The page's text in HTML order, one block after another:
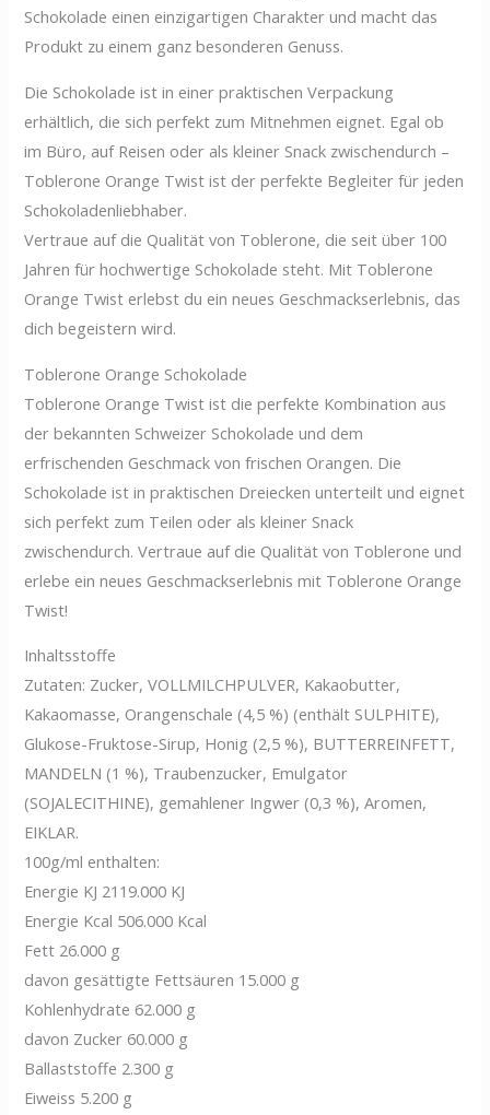
Schokolade einen einzigartigen Charakter und macht das
Produkt zu einem ganz besonderen Genuss.
Die Schokolade ist in einer praktischen Verpackung
erhältlich, die sich perfekt zum Mitnehmen eignet. Egal ob
im Büro, auf Reisen oder als kleiner Snack zwischendurch –
Toblerone Orange Twist ist der perfekte Begleiter für jeden
Schokoladenliebhaber.
Vertraue auf die Qualität von Toblerone, die seit über 100
Jahren für hochwertige Schokolade steht. Mit Toblerone
Orange Twist erlebst du ein neues Geschmackserlebnis, das
dich begeistern wird.
Toblerone Orange Schokolade
Toblerone Orange Twist ist die perfekte Kombination aus
der bekannten Schweizer Schokolade und dem
erfrischenden Geschmack von frischen Orangen. Die
Schokolade ist in praktischen Dreiecken unterteilt und eignet
sich perfekt zum Teilen oder als kleiner Snack
zwischendurch. Vertraue auf die Qualität von Toblerone und
erlebe ein neues Geschmackserlebnis mit Toblerone Orange
Twist!
Inhaltsstoffe
Zutaten: Zucker, VOLLMILCHPULVER, Kakaobutter,
Kakaomasse, Orangenschale (4,5 %) (enthält SULPHITE),
Glukose-Fruktose-Sirup, Honig (2,5 %), BUTTERREINFETT,
MANDELN (1 %), Traubenzucker, Emulgator
(SOJALECITHINE), gemahlener Ingwer (0,3 %), Aromen,
EIKLAR.
100g/ml enthalten:
Energie KJ 2119.000 KJ
Energie Kcal 506.000 Kcal
Fett 26.000 g
davon gesättigte Fettsäuren 15.000 g
Kohlenhydrate 62.000 g
davon Zucker 60.000 g
Ballaststoffe 2.300 g
Eiweiss 5.200 g